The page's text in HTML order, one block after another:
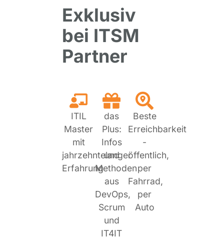
Exklusiv
bei ITSM
Partner
ITIL
Master
mit
jahrzehntelanger
Erfahrung
das
Plus:
Infos
und
Methoden
aus
DevOps,
Scrum
und
IT4IT
Beste
Erreichbarkeit
-
öffentlich,
per
Fahrrad,
per
Auto